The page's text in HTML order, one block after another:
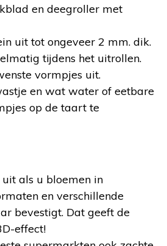
en deegroller met
uit tot ongeveer 2 mm. dik.
tijdens het uitrollen.
vormpjes uit.
en wat water of eetbare
op de taart te
als u bloemen in
en verschillende
bevestigt. Dat geeft de
effect!